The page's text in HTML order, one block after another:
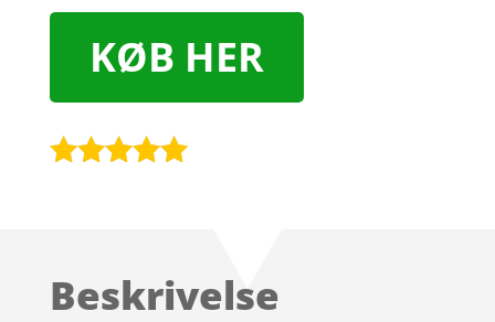
KØB HER
kundebedøm
Beskrivelse